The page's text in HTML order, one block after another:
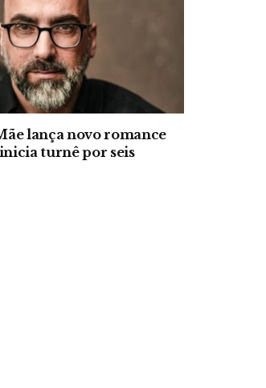
lança novo romance
turnê por seis